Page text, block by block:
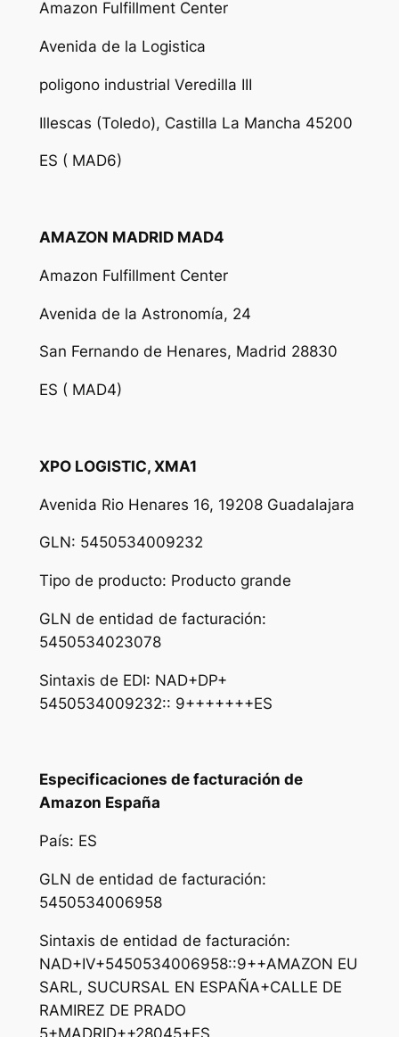
Amazon Fulfillment Center
Avenida de la Logistica
poligono industrial Veredilla III
Illescas (Toledo), Castilla La Mancha 45200
ES ( MAD6)
AMAZON MADRID MAD4
Amazon Fulfillment Center
Avenida de la Astronomía, 24
San Fernando de Henares, Madrid 28830
ES ( MAD4)
XPO LOGISTIC, XMA1
Avenida Rio Henares 16, 19208 Guadalajara
GLN: 5450534009232
Tipo de producto: Producto grande
GLN de entidad de facturación:
5450534023078
Sintaxis de EDI: NAD+DP+
5450534009232:: 9+++++++ES
Especificaciones de facturación de
Amazon España
País: ES
GLN de entidad de facturación:
5450534006958
Sintaxis de entidad de facturación:
NAD+IV+5450534006958::9++AMAZON EU
SARL, SUCURSAL EN ESPAÑA+CALLE DE
RAMIREZ DE PRADO
5+MADRID++28045+ES